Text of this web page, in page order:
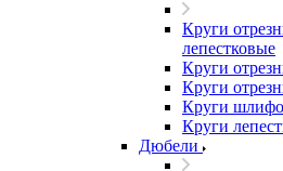
Круги
лепестковые
Круги
Круги
Круги
Круги
Дюбели